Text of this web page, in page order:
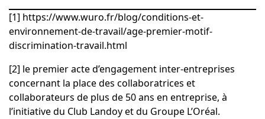
[1] https://www.wuro.fr/blog/conditions-et-
environnement-de-travail/age-premier-motif-
discrimination-travail.html
[2] le premier acte d’engagement inter-entreprises
concernant la place des collaboratrices et
collaborateurs de plus de 50 ans en entreprise, à
l’initiative du Club Landoy et du Groupe L’Oréal.